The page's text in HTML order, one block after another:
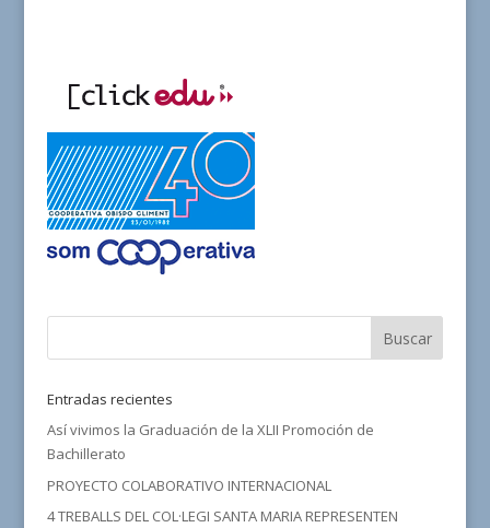
Entradas recientes
Así vivimos la Graduación de la XLII Promoción de
Bachillerato
PROYECTO COLABORATIVO INTERNACIONAL
4 TREBALLS DEL COL·LEGI SANTA MARIA REPRESENTEN